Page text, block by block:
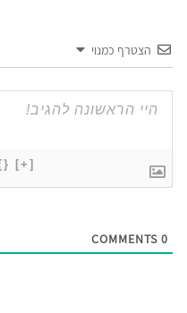
הצטרף כמנוי
[+]
0